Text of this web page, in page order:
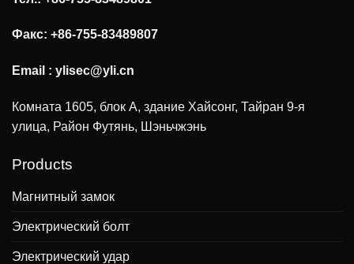
Факс: +86-755-83489807
Email : ylisec@yli.cn
Комната 1605, блок А, здание Хайсонг, Тайран 9-я
улица, Район Футянь, Шэньчжэнь
Products
Магнитный замок
Электрический болт
Электрический удар